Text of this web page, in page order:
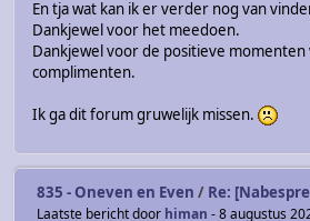
En tja wat kan ik er verder nog van
Dankjewel voor het meedoen.
Dankjewel voor de positieve momenten
complimenten.
Ik ga dit forum gruwelijk missen.
835 - Oneven en Even / Re:
Laatste bericht door himan - 8 augustus